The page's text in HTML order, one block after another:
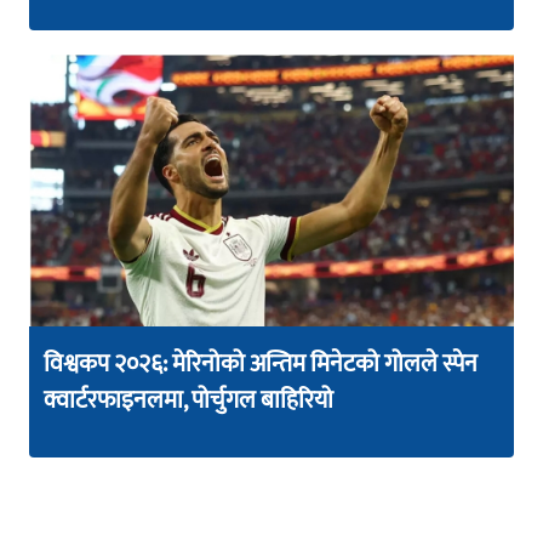
विश्वकप २०२६: मेरिनोको अन्तिम मिनेटको गोलले स्पेन
क्वार्टरफाइनलमा, पोर्चुगल बाहिरियो